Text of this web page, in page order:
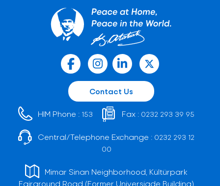
Contact Us
HIM Phone : 153 Fax : 0232 293 39 95
Central/Telephone Exchange : 0232 293 12
00
Mimar Sinan Neighborhood, Kültürpark
Fairground Road (Former Universiade Building)